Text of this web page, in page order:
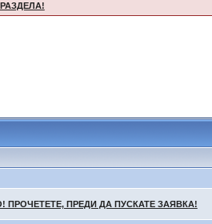
ПРОЧЕТЕТЕ, ПРЕДИ ДА ПУСКАТЕ ЗАЯВКА!